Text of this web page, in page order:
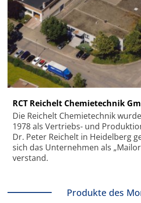
RCT Reichelt Chemietechnik
Die Reichelt Chemietechnik
1978 als Vertriebs- und
Dr. Peter Reichelt in Heidelberg
sich das Unternehmen als
verstand.
Produkte des